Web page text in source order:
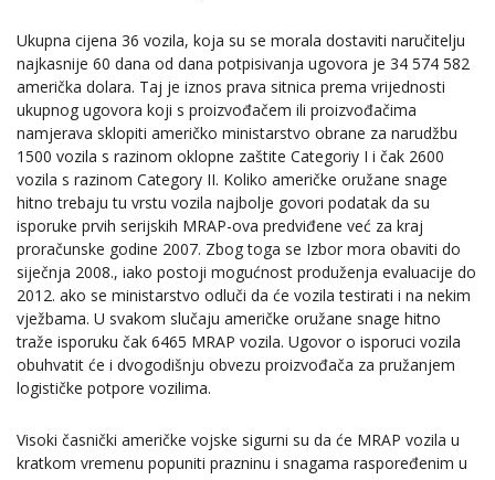
Ukupna cijena 36 vozila, koja su se morala dostaviti naručitelju
najkasnije 60 dana od dana potpisivanja ugovora je 34 574 582
američka dolara. Taj je iznos prava sitnica prema vrijednosti
ukupnog ugovora koji s proizvođačem ili proizvođačima
namjerava sklopiti američko ministarstvo obrane za narudžbu
1500 vozila s razinom oklopne zaštite Categoriy I i čak 2600
vozila s razinom Category II. Koliko američke oružane snage
hitno trebaju tu vrstu vozila najbolje govori podatak da su
isporuke prvih serijskih MRAP-ova predviđene već za kraj
proračunske godine 2007. Zbog toga se Izbor mora obaviti do
siječnja 2008., iako postoji mogućnost produženja evaluacije do
2012. ako se ministarstvo odluči da će vozila testirati i na nekim
vježbama. U svakom slučaju američke oružane snage hitno
traže isporuku čak 6465 MRAP vozila. Ugovor o isporuci vozila
obuhvatit će i dvogodišnju obvezu proizvođača za pružanjem
logističke potpore vozilima.
Visoki časnički američke vojske sigurni su da će MRAP vozila u
kratkom vremenu popuniti prazninu i snagama raspoređenim u